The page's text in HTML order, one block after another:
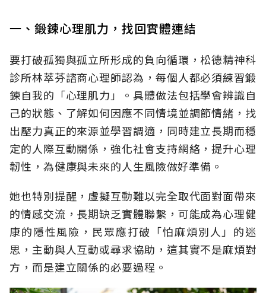
一、鍛鍊心理肌力，找回實體連結
要打破孤獨與孤立所形成的負向循環，松德精神科
診所林萃芬諮商心理師認為，每個人都必須練習鍛
鍊自我的「心理肌力」。具體做法包括學會辨識自
己的狀態、了解如何因應不同情境並調節情緒，找
出壓力真正的來源並學習調適，同時建立長期而穩
定的人際互動關係，強化社會支持網絡，提升心理
韌性，為健康與未來的人生風險做好準備。
她也特別提醒，虛擬互動難以完全取代面對面帶來
的情感交流，長期缺乏實體聯繫，可能成為心理健
康的隱性風險，民眾應打破「怕麻煩別人」的迷
思，主動與人互動或尋求協助，這其實不是麻煩對
方，而是建立關係的必要過程。